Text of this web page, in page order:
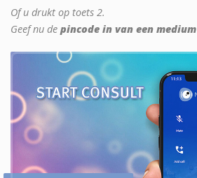
Of u drukt op toets 2.
Geef nu de pincode in van een medium